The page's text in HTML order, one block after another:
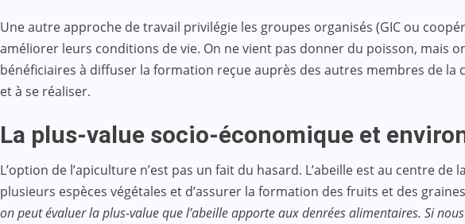
Une autre approche de travail privilégie les groupes organisés (GIC ou
améliorer leurs conditions de vie. On ne vient pas donner du poisson, mais
bénéficiaires à diffuser la formation reçue auprès des autres membres de
et à se réaliser.
La plus-value socio-économique et
L’option de l’apiculture n’est pas un fait du hasard. L’abeille est au centre
plusieurs espèces végétales et d’assurer la formation des fruits et des
on peut évaluer la plus-value que l’abeille apporte aux denrées alimentaires. Si